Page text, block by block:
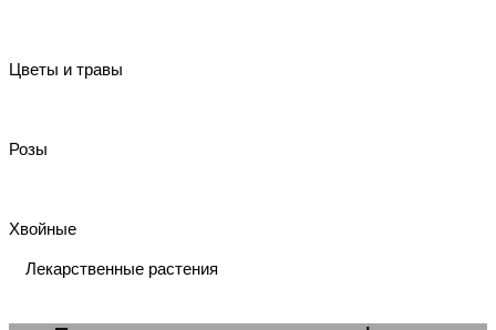
Цветы и травы
Розы
Хвойные
Лекарственные растения